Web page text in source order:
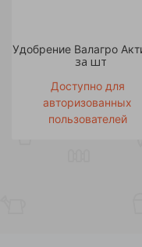
за шт
Доступно для
авторизованных
пользователей